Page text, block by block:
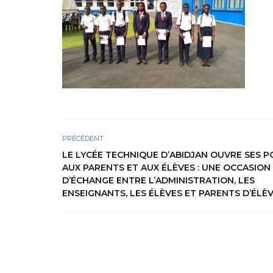
PRÉCÉDENT
LE LYCÉE TECHNIQUE D’ABIDJAN OUVRE SES
AUX PARENTS ET AUX ÉLÈVES : UNE OCCASION
D’ÉCHANGE ENTRE L’ADMINISTRATION, LES
ENSEIGNANTS, LES ÉLÈVES ET PARENTS